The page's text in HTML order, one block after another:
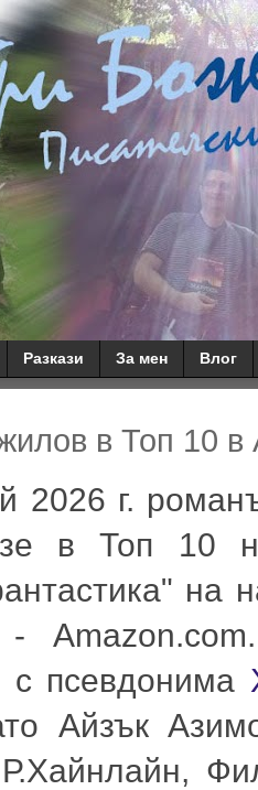
Разкази За мен Влог
в Топ 10 в
2026 г.
в Топ 10
на
с псевдонима
Айзък